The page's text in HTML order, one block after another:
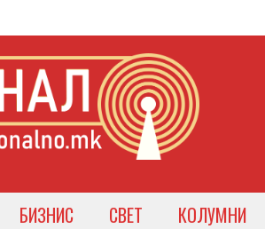
БИЗНИС СВЕТ КОЛУМНИ